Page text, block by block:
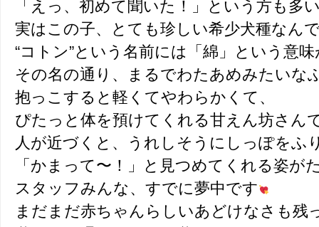
「えっ、初めて聞いた！」という方も多
実はこの子、とても珍しい希少犬種なん
“コトン”という名前には「綿」という意
その名の通り、まるでわたあめみたいな
抱っこすると軽くてやわらかくて、
ぴたっと体を預けてくれる甘えん坊さん
人が近づくと、うれしそうにしっぽをふ
「かまって〜！」と見つめてくれる姿
スタッフみんな、すでに夢中です
まだまだ赤ちゃんらしいあどけなさも残